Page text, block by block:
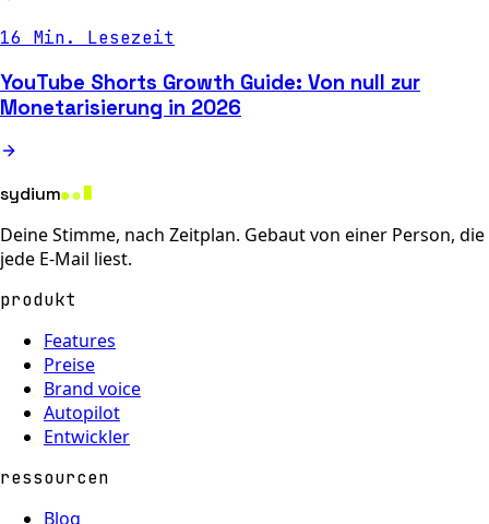
16 Min. Lesezeit
YouTube Shorts Growth Guide: Von null zur
Monetarisierung in 2026
sydium
Deine Stimme, nach Zeitplan. Gebaut von einer Person, die
jede E-Mail liest.
produkt
Features
Preise
Brand voice
Autopilot
Entwickler
ressourcen
Blog